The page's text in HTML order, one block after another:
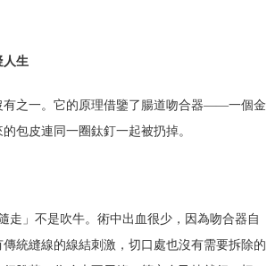
人生
有之一。它的原理借鑒了腸道吻合器——一個金
包皮連同一圈鈦釘一起被扔掉。
走」不是吹牛。術中出血很少，因為吻合器自
統縫線的線結刺激，切口處也沒有需要拆除的